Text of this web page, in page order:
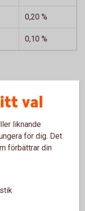
0,20 %
0,10 %
och 0,50
500 000
val
liknande
för dig. Det
förbättrar din